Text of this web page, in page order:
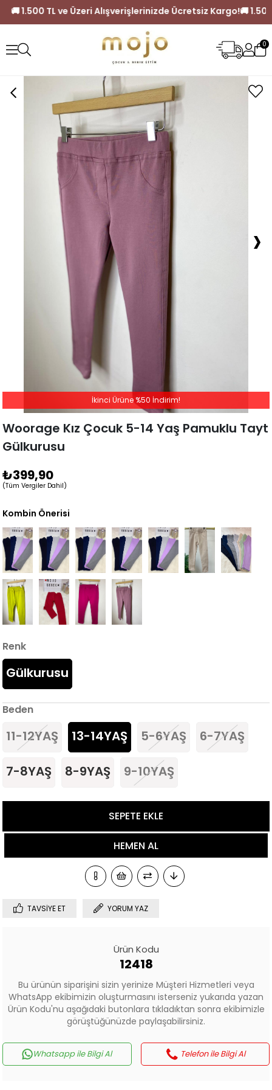
Kargo! 🚚 1.500 TL ve Üzeri Alışverişlerinizde Ücretsiz
0
›
Woorage Kız Çocuk 5-14 Yaş Pamuklu Tayt
Gülkurusu
₺399,90
(Tüm Vergiler Dahil)
İkinci Ürüne %50 İndirim!
Kombin Önerisi
Renk
Gülkurusu
Beden
11-12YAŞ 13-14YAŞ 5-6YAŞ 6-7YAŞ
7-8YAŞ 8-9YAŞ 9-10YAŞ
TAVSIYE ET YORUM YAZ
Ürün Kodu
12418
Bu ürünün siparişini sizin yerinize Müşteri Hizmetleri veya
WhatsApp ekibimizin oluşturmasını isterseniz yukarıda yazan
Ürün Kodu'nu aşağıdaki butonlara tıkladıktan sonra ekibimizle
görüştüğünüzde paylaşabilirsiniz.
Whatsapp ile Bilgi Al Telefon ile Bilgi Al